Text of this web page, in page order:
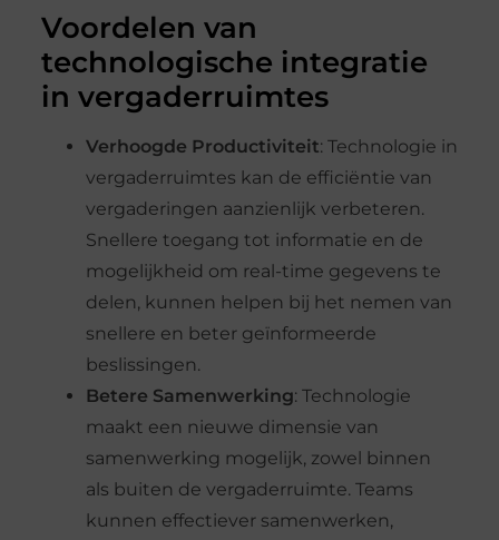
Voordelen van
technologische integratie
in vergaderruimtes
Verhoogde Productiviteit: Technologie in
vergaderruimtes kan de efficiëntie van
vergaderingen aanzienlijk verbeteren.
Snellere toegang tot informatie en de
mogelijkheid om real-time gegevens te
delen, kunnen helpen bij het nemen van
snellere en beter geïnformeerde
beslissingen.
Betere Samenwerking: Technologie
maakt een nieuwe dimensie van
samenwerking mogelijk, zowel binnen
als buiten de vergaderruimte. Teams
kunnen effectiever samenwerken,